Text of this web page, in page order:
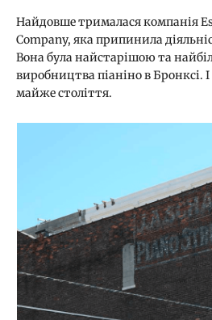
Найдовше трималася компанія
Company, яка припинила
Вона була найстарішою та
виробництва піаніно в Бронксі.
майже століття.